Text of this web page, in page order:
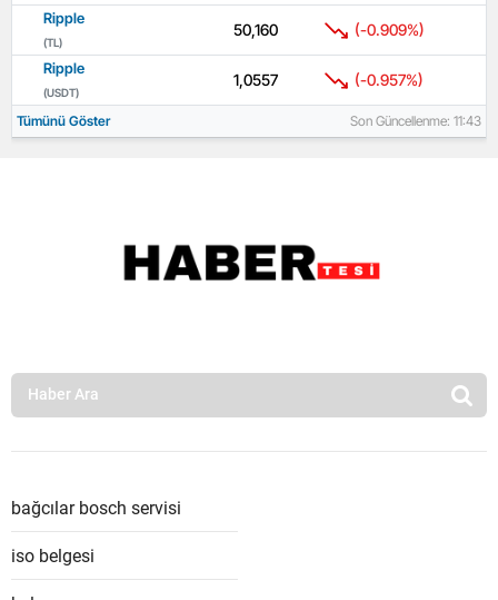
Ripple
(TL)
50,160 (-0.909%)
Ripple
(USDT)
1,0557 (-0.957%)
Tümünü Göster Son Güncellenme: 11:43
bağcılar bosch servisi
iso belgesi